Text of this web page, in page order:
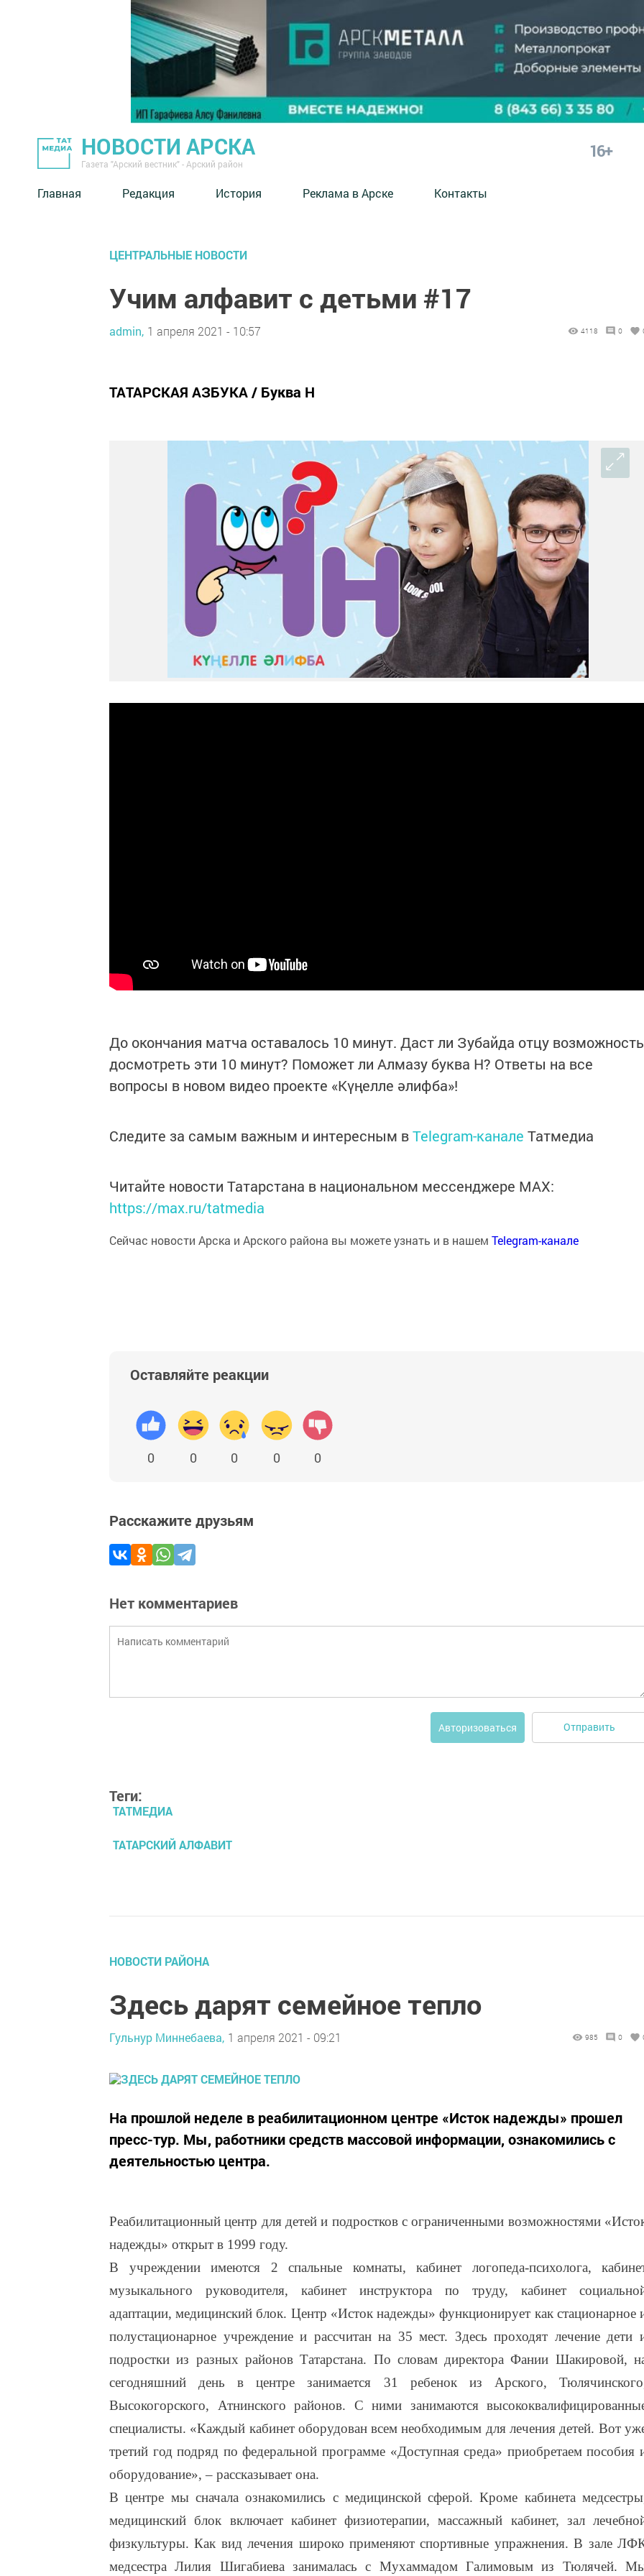
НОВОСТИ АРСКА
Газета "Арский вестник" - Арский район
16+
Главная Редакция История Реклама в Арске Контакты
ЦЕНТРАЛЬНЫЕ НОВОСТИ
Учим алфавит с детьми #17
admin, 1 апреля 2021 - 10:57 4118 0
ТАТАРСКАЯ АЗБУКА / Буква Н
До окончания матча оставалось 10 минут. Даст ли Зубайда отцу возможность
досмотреть эти 10 минут? Поможет ли Алмазу буква Н? Ответы на все
вопросы в новом видео проекте «Күңелле әлифба»!
Следите за самым важным и интересным вTelegram-канале Татмедиа
Читайте новости Татарстана в национальном мессенджере MАХ:
https://max.ru/tatmedia
Сейчас новости Арска и Арского района вы можете узнать и в нашем Telegram-канале
Оставляйте реакции
0 0 0 0 0
Расскажите друзьям
Нет комментариев
Авторизоваться Отправить
Теги:
ТАТМЕДИА
ТАТАРСКИЙ АЛФАВИТ
НОВОСТИ РАЙОНА
Здесь дарят семейное тепло
Гульнур Миннебаева, 1 апреля 2021 - 09:21 985 0
На прошлой неделе в реабилитационном центре «Исток надежды» прошел
пресс-тур. Мы, работники средств массовой информации, ознакомились с
деятельностью центра.
Реабилитационный центр для детей и подростков с ограниченными возможностями
надежды» открыт в 1999 году.
В учреждении имеются 2 спальные комнаты, кабинет логопеда-психолога,
музыкального руководителя, кабинет инструктора по труду, кабинет
адаптации, медицинский блок. Центр «Исток надежды» функционирует как стационарное
полустационарное учреждение и рассчитан на 35 мест. Здесь проходят лечение дети
подростки из разных районов Татарстана. По словам директора Фании Шакировой,
сегодняшний день в центре занимается 31 ребенок из Арского,
Высокогорского, Атнинского районов. С ними занимаются
специалисты. «Каждый кабинет оборудован всем необходимым для лечения детей. Вот
третий год подряд по федеральной программе «Доступная среда» приобретаем пособия
оборудование», – рассказывает она.
В центре мы сначала ознакомились с медицинской сферой. Кроме кабинета
медицинский блок включает кабинет физиотерапии, массажный кабинет, зал
физкультуры. Как вид лечения широко применяют спортивные упражнения. В зале
медсестра Лилия Шигабиева занималась с Мухаммадом Галимовым из Тюлячей.